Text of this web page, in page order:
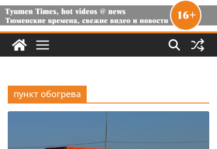
пункт обогрева